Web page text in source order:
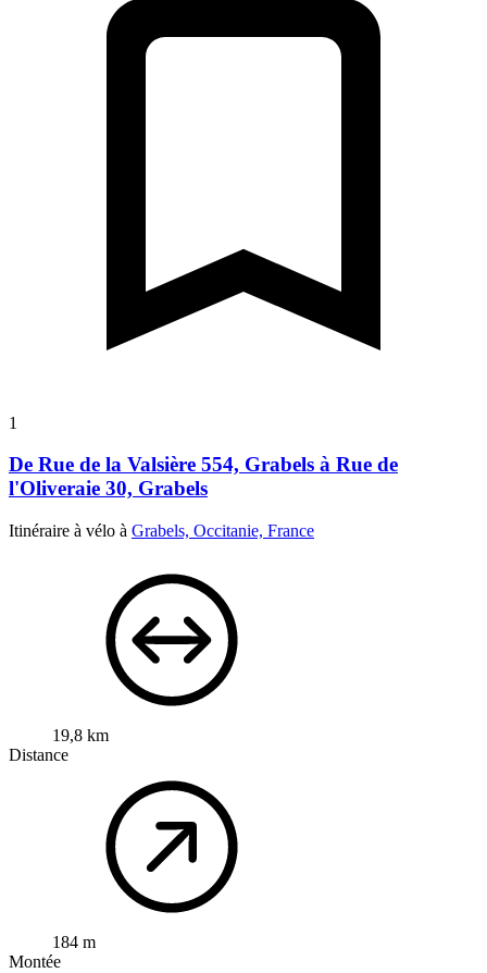
1
De Rue de la Valsière 554, Grabels à Rue de
l'Oliveraie 30, Grabels
Itinéraire à vélo à Grabels, Occitanie, France
19,8 km
Distance
184 m
Montée